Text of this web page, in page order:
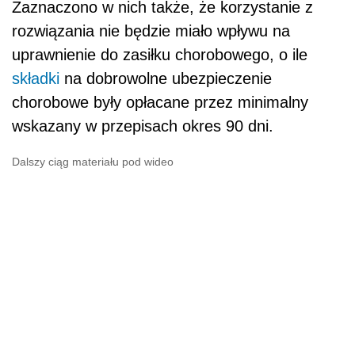
Zaznaczono w nich także, że korzystanie z
rozwiązania nie będzie miało wpływu na
uprawnienie do zasiłku chorobowego, o ile
składki na dobrowolne ubezpieczenie
chorobowe były opłacane przez minimalny
wskazany w przepisach okres 90 dni.
Dalszy ciąg materiału pod wideo